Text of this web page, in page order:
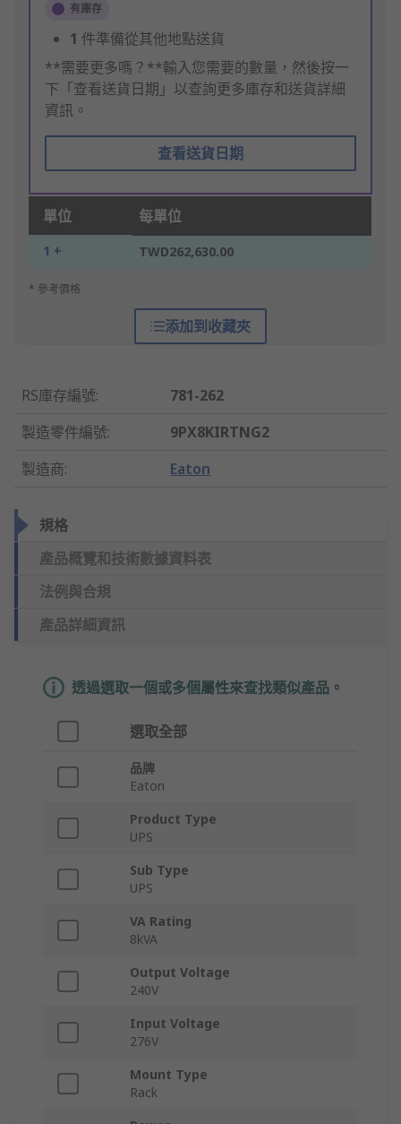
有庫存
1 件準備從其他地點送貨
**需要更多嗎？**輸入您需要的數量，然後按一
下「查看送貨日期」以查詢更多庫存和送貨詳細
資訊。
查看送貨日期
單位 每單位
1 + TWD262,630.00
* 參考價格
添加到收藏夾
RS庫存編號:
781-262
製造零件編號:
9PX8KIRTNG2
製造商: Eaton
規格
產品概覽和技術數據資料表
法例與合規
產品詳細資訊
透過選取一個或多個屬性來查找類似產品。
選取全部
品牌
Eaton
Product Type
UPS
Sub Type
UPS
VA Rating
8kVA
Output Voltage
240V
Input Voltage
276V
Mount Type
Rack